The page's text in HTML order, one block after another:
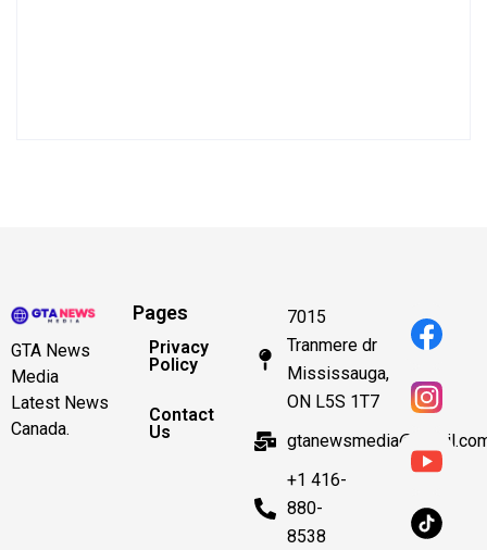
GTA News
Media
Latest News
Canada.
Pages
Privacy
Policy
Contact
Us
7015
Tranmere dr
Mississauga,
ON L5S 1T7
+1 416-
880-
8538